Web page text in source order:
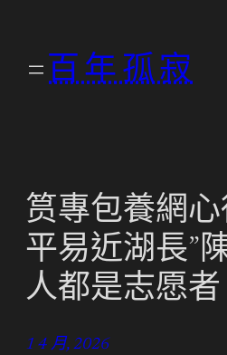
百年孤寂
筼專包養網心
平易近湖長”
人都是志愿者
1 4 月, 2026